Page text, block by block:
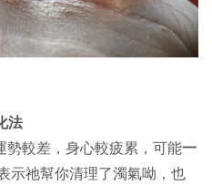
法
較差，身心較疲累，可能一
示祂幫你清理了濁氣呦，也